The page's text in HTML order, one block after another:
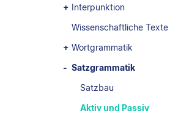
Interpunktion
Wissenschaftliche Texte
Wortgrammatik
Satzgrammatik
Satzbau
Aktiv und Passiv